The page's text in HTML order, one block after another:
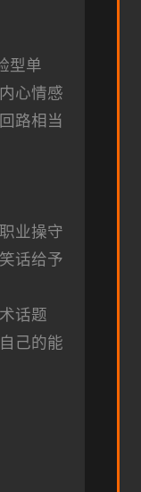
型单
心情感
路相当
业操守
话给予
话题
己的能